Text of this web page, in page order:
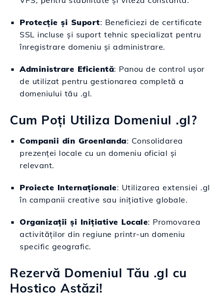
Protecție și Suport: Beneficiezi de certificate
SSL incluse și suport tehnic specializat pentru
înregistrare domeniu și administrare.
Administrare Eficientă: Panou de control ușor
de utilizat pentru gestionarea completă a
domeniului tău .gl.
Cum Poți Utiliza Domeniul .gl?
Companii din Groenlanda: Consolidarea
prezenței locale cu un domeniu oficial și
relevant.
Proiecte Internaționale: Utilizarea extensiei .gl
în campanii creative sau inițiative globale.
Organizații și Inițiative Locale: Promovarea
activităților din regiune printr-un domeniu
specific geografic.
Rezervă Domeniul Tău .gl cu
Hostico Astăzi!